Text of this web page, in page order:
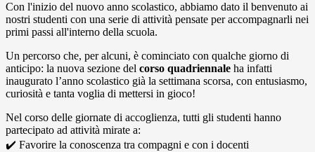
Con l'inizio del nuovo anno scolastico, abbiamo dato il benvenuto ai
nostri studenti con una serie di attività pensate per accompagnarli nei
primi passi all'interno della scuola.
Un percorso che, per alcuni, è cominciato con qualche giorno di
anticipo: la nuova sezione del corso quadriennale ha infatti
inaugurato l’anno scolastico già la settimana scorsa, con entusiasmo,
curiosità e tanta voglia di mettersi in gioco!
Nel corso delle giornate di accoglienza, tutti gli studenti hanno
partecipato ad attività mirate a:
✔️ Favorire la conoscenza tra compagni e con i docenti